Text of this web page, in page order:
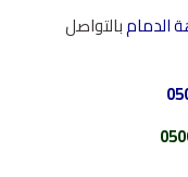
الدمامبالتواصل